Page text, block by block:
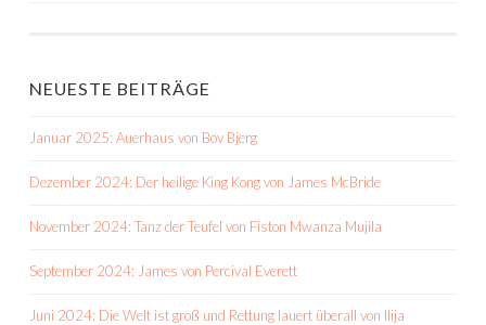
NEUESTE BEITRÄGE
Januar 2025: Auerhaus von Bov Bjerg
Dezember 2024: Der heilige King Kong von James McBride
November 2024: Tanz der Teufel von Fiston Mwanza Mujila
September 2024: James von Percival Everett
Juni 2024: Die Welt ist groß und Rettung lauert überall von Ilija